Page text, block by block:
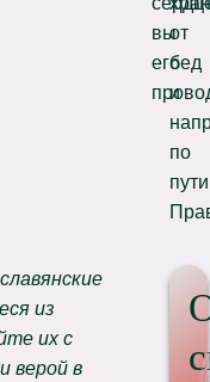
вы
его
от
бед
и
по
пути
из
их с
верой в